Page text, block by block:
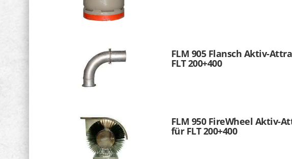
FLM 905 Flansch Aktiv-
FLT 200+400
FLM 950 FireWheel Aktiv-
für FLT 200+400